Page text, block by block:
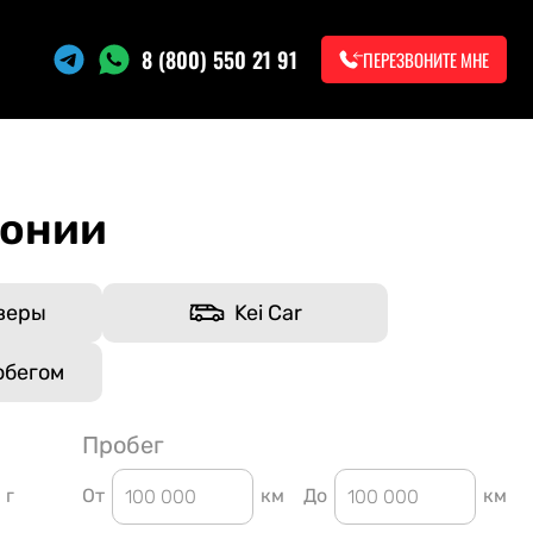
8 (800) 550 21 91 ПЕРЕЗВОНИТЕ МНЕ
Kei Car
г
Пробег
От км До км